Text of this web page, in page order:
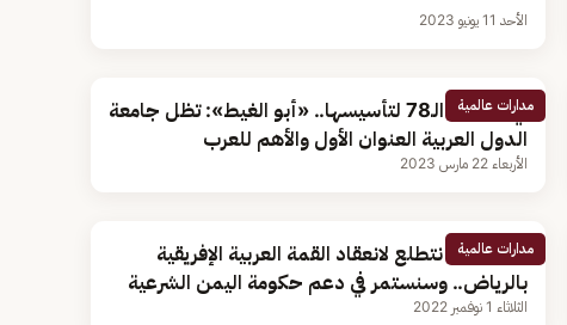
الأحد 11 يونيو 2023
مدارات عالمية
في الذكرى الـ78 لتأسيسها.. «أبو الغيط»: تظل جامعة
الدول العربية العنوان الأول والأهم للعرب
الأربعاء 22 مارس 2023
مدارات عالمية
أبو الغيط: نتطلع لانعقاد القمة العربية الإفريقية
بالرياض.. وسنستمر في دعم حكومة اليمن الشرعية
الثلاثاء 1 نوفمبر 2022